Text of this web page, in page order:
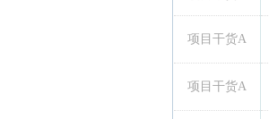
项目干货A
项目干货A